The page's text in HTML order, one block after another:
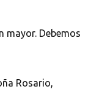
mayor. Debemos
Rosario,